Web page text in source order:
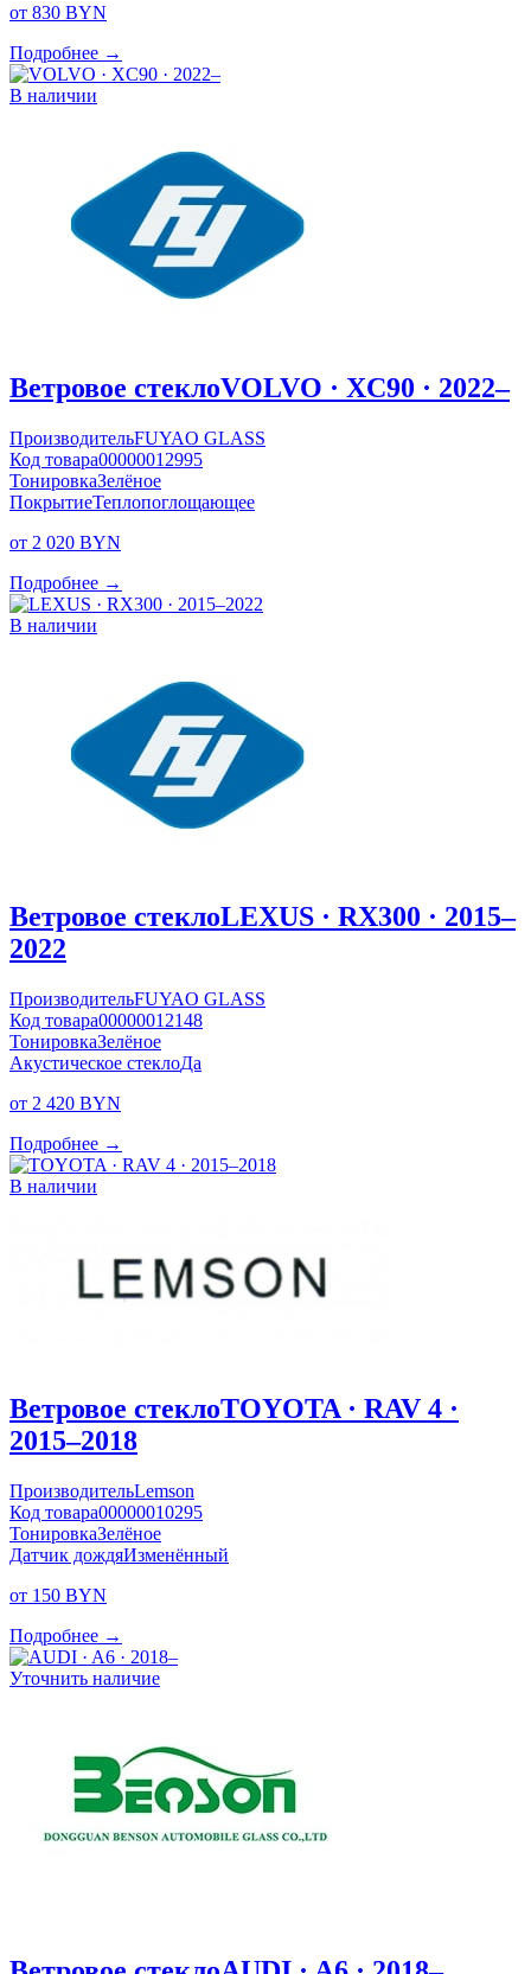
от 830 BYN
Подробнее →
В наличии
Ветровое стеклоVOLVO · XC90 · 2022–
ПроизводительFUYAO GLASS
Код товара00000012995
ТонировкаЗелёное
ПокрытиеТеплопоглощающее
от 2 020 BYN
Подробнее →
В наличии
Ветровое стеклоLEXUS · RX300 · 2015–
2022
ПроизводительFUYAO GLASS
Код товара00000012148
ТонировкаЗелёное
Акустическое стеклоДа
от 2 420 BYN
Подробнее →
В наличии
Ветровое стеклоTOYOTA · RAV 4 ·
2015–2018
ПроизводительLemson
Код товара00000010295
ТонировкаЗелёное
Датчик дождяИзменённый
от 150 BYN
Подробнее →
Уточнить наличие